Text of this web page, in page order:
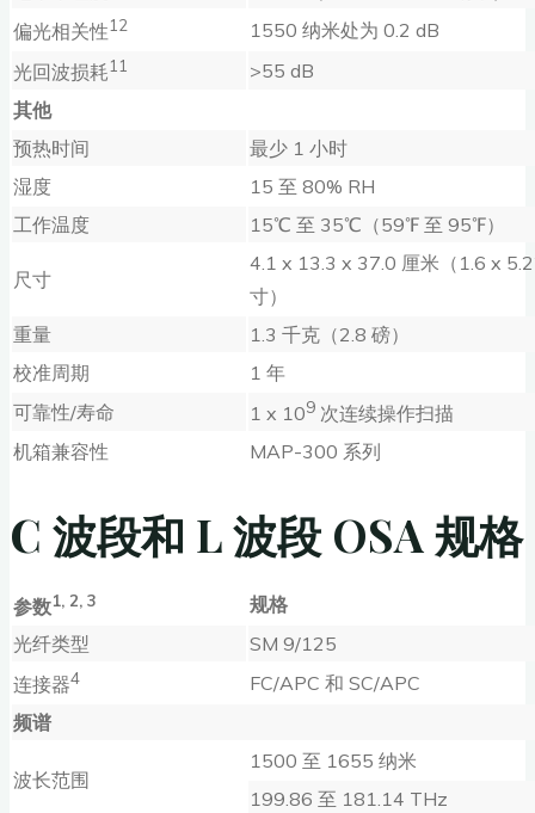
偏光相关性12
1550 纳米处为 0.2 dB
光回波损耗11
>55 dB
其他
预热时间
最少 1 小时
湿度
15 至 80% RH
工作温度
15℃ 至 35℃（59℉ 至 95℉）
尺寸
4.1 x 13.3 x 37.0 厘米（1.6 x
寸）
重量
1.3 千克（2.8 磅）
校准周期
1 年
可靠性/寿命
1 x 109 次连续操作扫描
机箱兼容性
MAP-300 系列
C 波段和 L 波段 OSA 规格
参数1, 2, 3
规格
光纤类型
SM 9/125
连接器4
FC/APC 和 SC/APC
频谱
波长范围
1500 至 1655 纳米
199.86 至 181.14 THz